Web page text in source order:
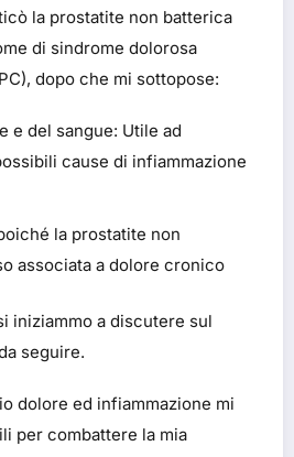
la prostatite non batterica
di sindrome dolorosa
dopo che mi sottopose:
e del sangue: Utile ad
cause di infiammazione
la prostatite non
associata a dolore cronico
iniziammo a discutere sul
seguire.
dolore ed infiammazione mi
per combattere la mia